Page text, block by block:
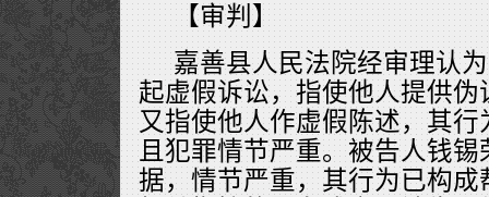
【审判】
嘉善县人民法院经审理认
起虚假诉讼，指使他人提供
又指使他人作虚假陈述，其
且犯罪情节严重。被告人钱
据，情节严重，其行为已构